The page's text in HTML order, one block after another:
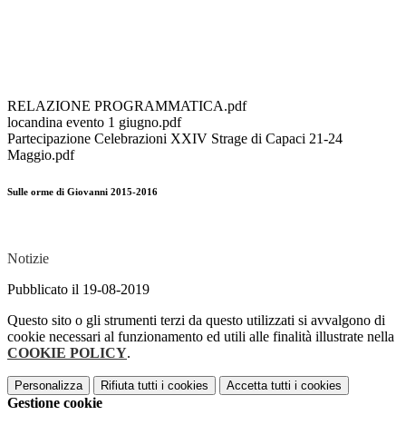
RELAZIONE PROGRAMMATICA.pdf
locandina evento 1 giugno.pdf
Partecipazione Celebrazioni XXIV Strage di Capaci 21-24
Maggio.pdf
Sulle orme di Giovanni 2015-2016
Notizie
Pubblicato il 19-08-2019
Questo sito o gli strumenti terzi da questo utilizzati si avvalgono di
cookie necessari al funzionamento ed utili alle finalità illustrate nella
COOKIE POLICY.
Personalizza Rifiuta tutti i cookies Accetta tutti i cookies
Gestione cookie